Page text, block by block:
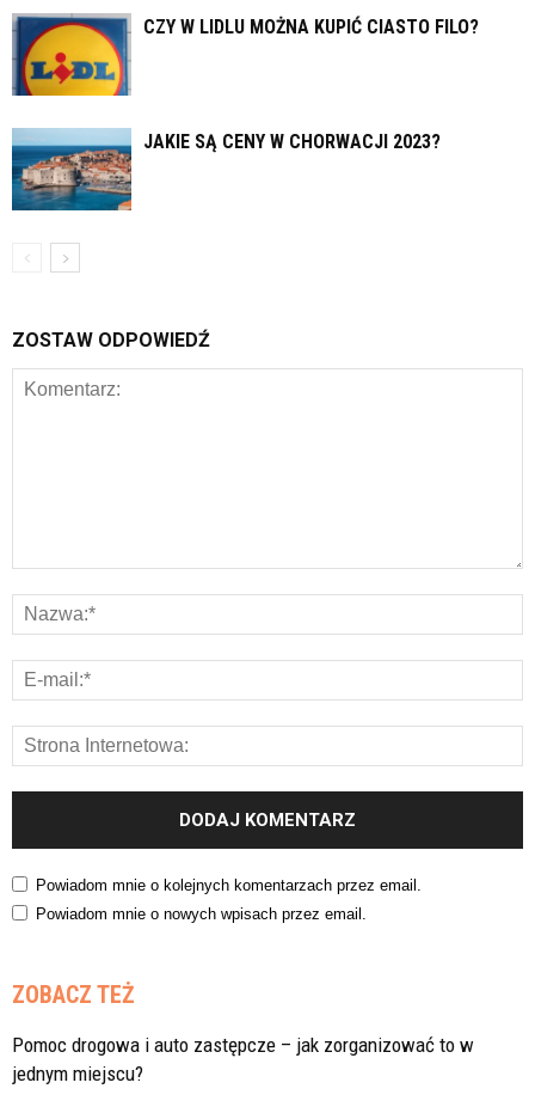
CZY W LIDLU MOŻNA KUPIĆ CIASTO FILO?
JAKIE SĄ CENY W CHORWACJI 2023?
ZOSTAW ODPOWIEDŹ
Powiadom mnie o kolejnych komentarzach przez email.
Powiadom mnie o nowych wpisach przez email.
ZOBACZ TEŻ
Pomoc drogowa i auto zastępcze – jak zorganizować to w
jednym miejscu?